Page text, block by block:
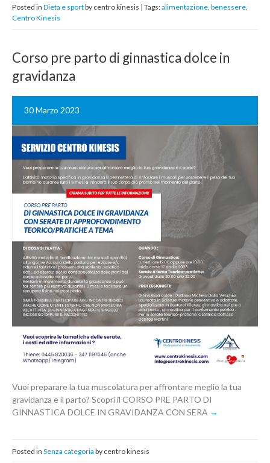
Posted in Dieta e sportby centro kinesis | Tags:alimentazione benessere
Centro Kinesis
Corso pre parto di ginnastica dolce in
gravidanza
30 Marzo 2023
Vuoi preparare la tua muscolatura per affrontare meglio la tua
gravidanza e il parto? Scopri il CORSO PRE PARTO DI
GINNASTICA DOLCE IN GRAVIDANZA CON SERA
Posted in Senza categoria by centro kinesis